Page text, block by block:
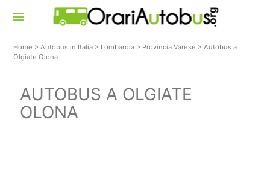
menu
Home >Autobus in Italia > Lombardia > Provincia Varese >Autobus a
Olgiate Olona
AUTOBUS A OLGIATE
OLONA